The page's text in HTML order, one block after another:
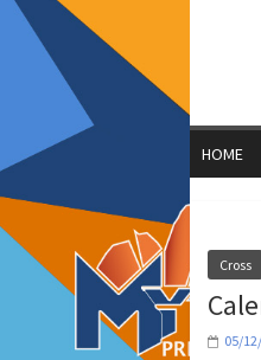
HOME
Cross
05/